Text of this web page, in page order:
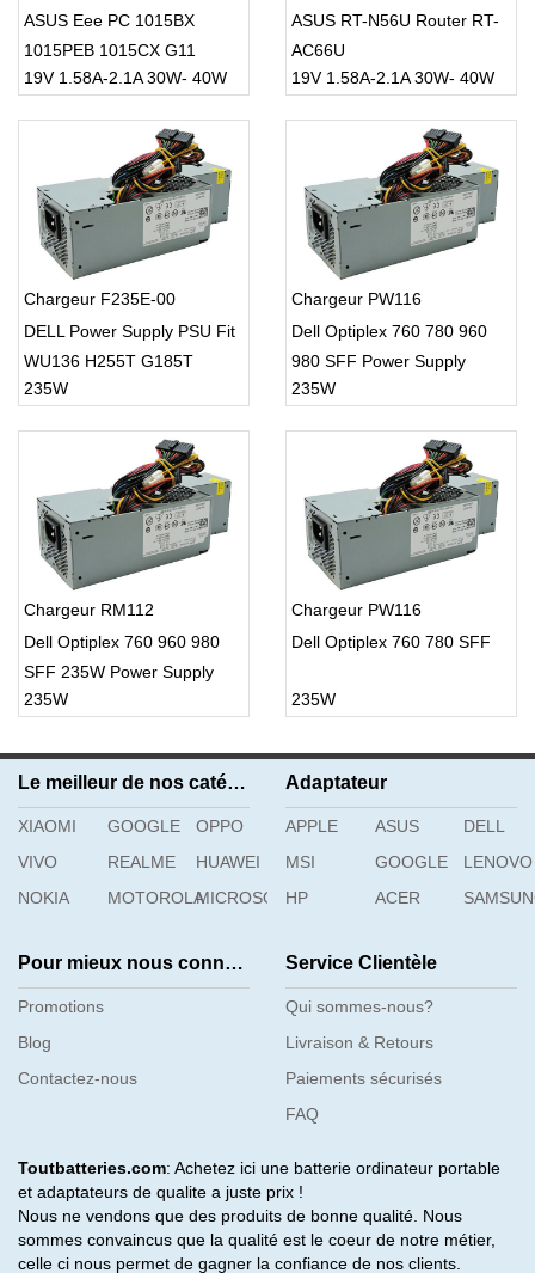
ASUS Eee PC 1015BX
1015PEB 1015CX G11
Power Pack
19V 1.58A-2.1A 30W- 40W
ASUS RT-N56U Router RT-
AC66U
19V 1.58A-2.1A 30W- 40W
Chargeur F235E-00
DELL Power Supply PSU Fit
WU136 H255T G185T
GPGDV
235W
Chargeur PW116
Dell Optiplex 760 780 960
980 SFF Power Supply
235W
Chargeur RM112
Dell Optiplex 760 960 980
SFF 235W Power Supply
235W
Chargeur PW116
Dell Optiplex 760 780 SFF
235W
Le meilleur de nos catégories
XIAOMI GOOGLE
OPPO
VIVO
REALME
HUAWEI
NOKIA
MOTOROLAMICROSOFT
Adaptateur
APPLE ASUS
DELL
MSI
GOOGLE
LENOVO
HP
ACER
Pour mieux nous connaître
Promotions
Blog
Contactez-nous
Service Clientèle
Qui sommes-nous?
Livraison & Retours
Paiements sécurisés
FAQ
Toutbatteries.com: Achetez ici une batterie ordinateur portable
et adaptateurs de qualite a juste prix !
Nous ne vendons que des produits de bonne qualité. Nous
sommes convaincus que la qualité est le coeur de notre métier,
celle ci nous permet de gagner la confiance de nos clients.